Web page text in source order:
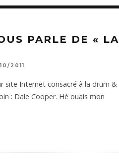
PARLE DE « LA
2011
site Internet consacré à la drum &
: Dale Cooper. Hé ouais mon